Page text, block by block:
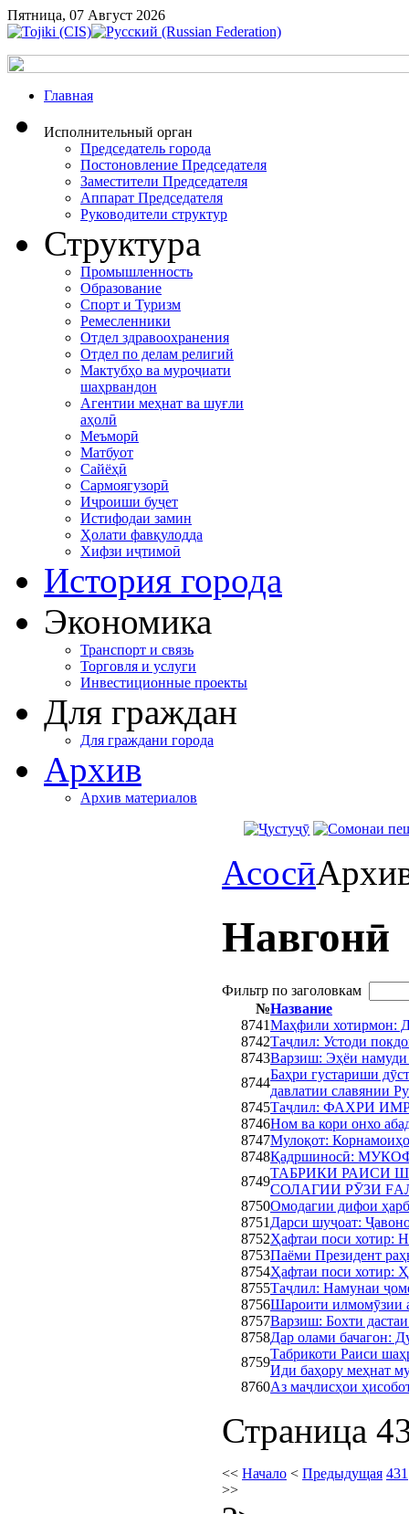
Пятница, 07 Август 2026
Главная
Исполнительный орган
Председатель города
Постоновление Председателя
Заместители Председателя
Аппарат Председателя
Руководители структур
Структура
Промышленность
Образование
Спорт и Туризм
Ремесленники
Отдел здравоохранения
Отдел по делам религий
Мактубҳо ва муроҷиати
шаҳрвандон
Агентии меҳнат ва шуғли
аҳолӣ
Меъморӣ
Матбуот
Сайёҳӣ
Сармоягузорӣ
Иҷроиши буҷет
Истифодаи замин
Ҳолати фавқулодда
Хифзи иҷтимоӣ
История города
Экономика
Транспорт и связь
Торговля и услуги
Инвестиционные проекты
Для граждан
Для граждани города
Архив
Архив материалов
Асосӣ
Навгонӣ
Фильтр по заголовкам
№Название
8741Маҳфили хотирмон:
8742Таҷлил: Устоди
8743Варзиш: Эҳёи намуди
8744
Баҳри густариши
давлатии славянии
8745Таҷлил: ФАХРИ
8746Ном ва кори онхо
8747Мулоқот:
8748Қадршиносӣ:
8749
ТАБРИКИ РАИСИ
СОЛАГИИ РӮЗИ
8750Омодагии дифои
8751 Дарси шуҷоат:
8752Ҳафтаи поси хотир:
8753Паёми Президент
8754Ҳафтаи поси
8755Таҷлил: Намунаи
8756Шароити
8757Варзиш: Бохти
8758Дар олами бачагон:
8759
Табрикоти Раиси
Иди баҳору меҳнат
8760Аз маҷлисҳои
Страница
<< Начало < Предыдущая 431
>>